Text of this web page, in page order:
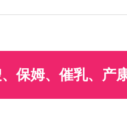
保姆、催乳、产